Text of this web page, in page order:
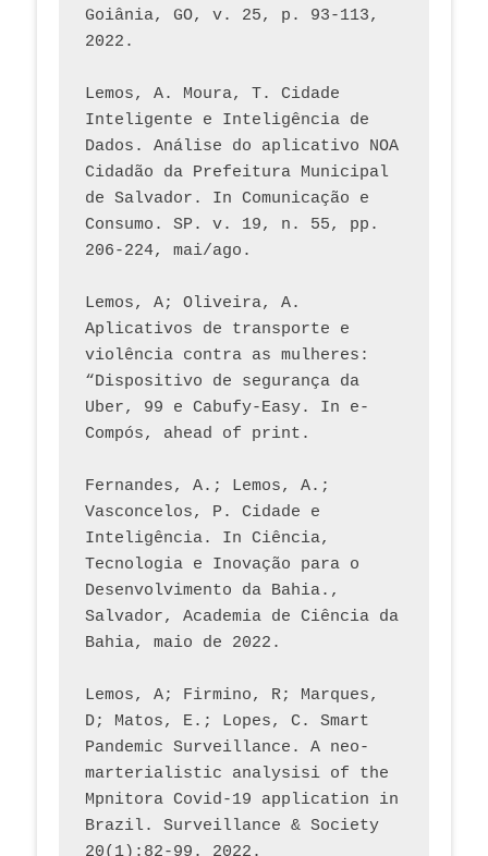
Goiânia, GO, v. 25, p. 93-113,
2022.
Lemos, A. Moura, T. Cidade
Inteligente e Inteligência de
Dados. Análise do aplicativo NOA
Cidadão da Prefeitura Municipal
de Salvador. In Comunicação e
Consumo. SP. v. 19, n. 55, pp.
206-224, mai/ago.
Lemos, A; Oliveira, A.
Aplicativos de transporte e
violência contra as mulheres:
“Dispositivo de segurança da
Uber, 99 e Cabufy-Easy. In e-
Compós, ahead of print.
Fernandes, A.; Lemos, A.;
Vasconcelos, P. Cidade e
Inteligência. In Ciência,
Tecnologia e Inovação para o
Desenvolvimento da Bahia.,
Salvador, Academia de Ciência da
Bahia, maio de 2022.
Lemos, A; Firmino, R; Marques,
D; Matos, E.; Lopes, C. Smart
Pandemic Surveillance. A neo-
marterialistic analysisi of the
Mpnitora Covid-19 application in
Brazil. Surveillance & Society
20(1):82-99. 2022.